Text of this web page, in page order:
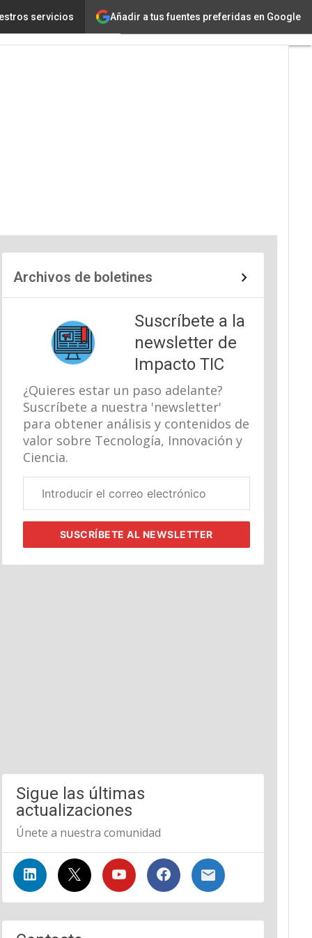
Añadir a tus fuentes preferidas en Google
servicios
Archivos de boletines
Suscríbete a la
newsletter de
Impacto TIC
¿Quieres estar un paso adelante?
Suscríbete a nuestra 'newsletter'
para obtener análisis y contenidos de
valor sobre Tecnología, Innovación y
Ciencia.
electrónico
SUSCRÍBETEAL NEWSLETTER
Sigue las últimas
actualizaciones
Únete a nuestra comunidad